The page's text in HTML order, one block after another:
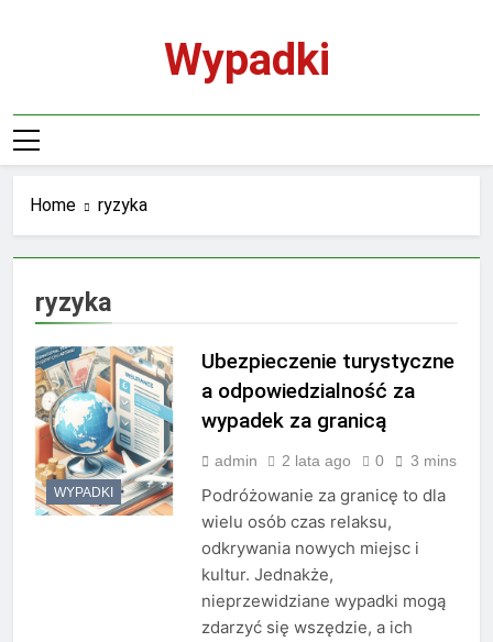
Wypadki
Home ryzyka
ryzyka
WYPADKI
Ubezpieczenie turystyczne
a odpowiedzialność za
wypadek za granicą
admin 2 lata ago 0 3 mins
Podróżowanie za granicę to dla
wielu osób czas relaksu,
odkrywania nowych miejsc i
kultur. Jednakże,
nieprzewidziane wypadki mogą
zdarzyć się wszędzie, a ich